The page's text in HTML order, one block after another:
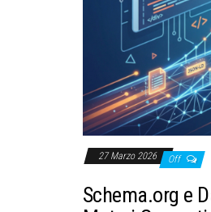
27 Marzo 2026 Off
Schema.org e